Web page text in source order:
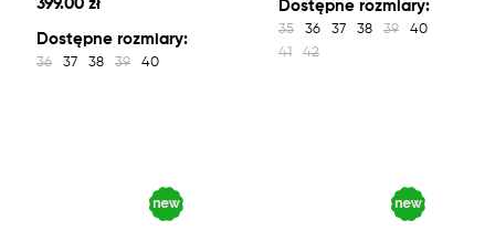
399.00 zł
Dostępne rozmiary:
36 37 38 39 40
Dostępne rozmiary:
35 36 37 38 39
40
41
42